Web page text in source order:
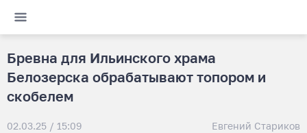
Бревна для Ильинского храма
Белозерска обрабатывают топором и
скобелем
02.03.25 / 15:09
Евгений Стариков